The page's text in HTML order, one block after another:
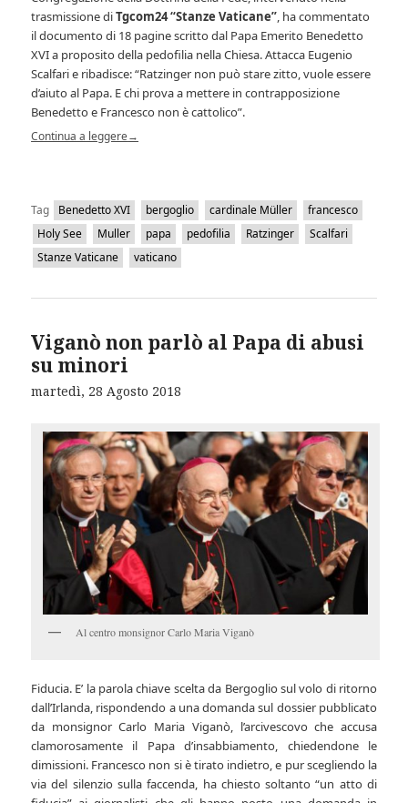
trasmissione diTgcom24“Stanze Vaticane”, ha commentato
il documento di 18 pagine scritto dal Papa Emerito Benedetto
XVI a proposito della pedofilia nella Chiesa. Attacca Eugenio
Scalfari e ribadisce: “Ratzinger non può stare zitto, vuole essere
d’aiuto al Papa. E chi prova a mettere in contrapposizione
Benedetto e Francesco non è cattolico”.
Continua a leggere→
Tag Benedetto XVI bergoglio cardinale Müller
francesco
Holy See
Muller papa pedofilia Ratzinger
Scalfari
Stanze Vaticane
vaticano
Viganò non parlò al Papa di abusi
su minori
martedì, 28 Agosto 2018
Al centro monsignor Carlo Maria Viganò
Fiducia. E’ la parola chiave scelta da Bergoglio sul volo di ritorno
dall’Irlanda, rispondendo a una domanda sul dossier pubblicato
da monsignor Carlo Maria Viganò, l’arcivescovo che accusa
clamorosamente il Papa d’insabbiamento, chiedendone le
dimissioni. Francesco non si è tirato indietro, e pur scegliendo la
via del silenzio sulla faccenda, ha chiesto soltanto “un atto di